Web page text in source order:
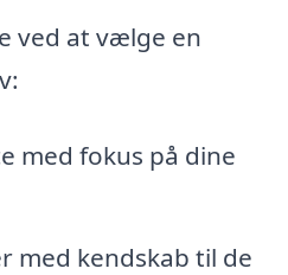
ved at vælge en
med fokus på dine
med kendskab til de